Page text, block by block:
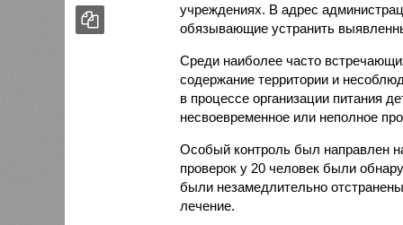
учреждениях. В адрес
обязывающие устранить
Среди наиболее часто
содержание территории и
в процессе организации питания
несвоевременное или неполное
Особый контроль был направлен
проверок у 20 человек были
были незамедлительно
лечение.